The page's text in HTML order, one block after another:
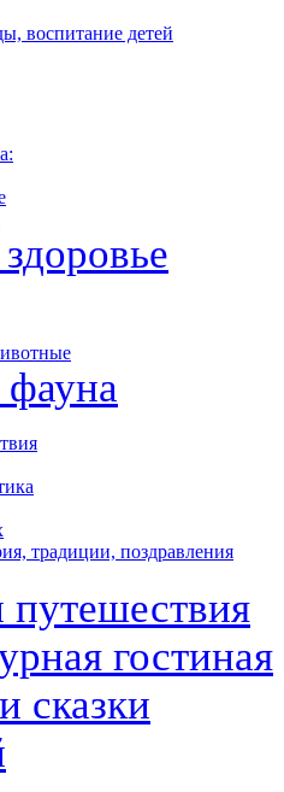
воспитание детей
традиции, поздравления
гостиная
сказки